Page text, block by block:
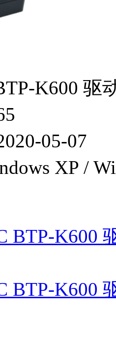
K600 驱
05-07
XP /
BTP-K600
BTP-K600